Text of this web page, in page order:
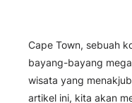
Cape Town, sebuah
bayang-bayang
wisata yang
artikel ini, kita akan